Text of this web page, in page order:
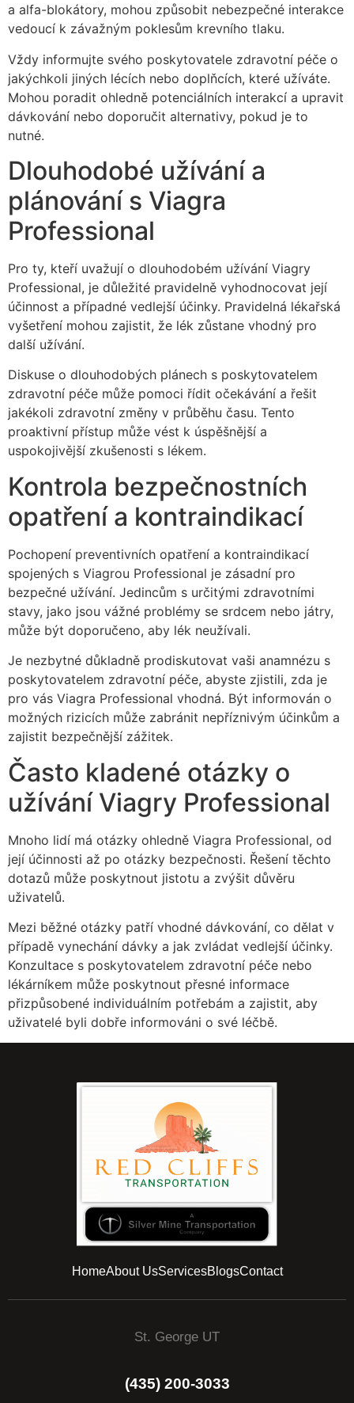
a alfa-blokátory, mohou způsobit nebezpečné interakce
vedoucí k závažným poklesům krevního tlaku.
Vždy informujte svého poskytovatele zdravotní péče o
jakýchkoli jiných lécích nebo doplňcích, které užíváte.
Mohou poradit ohledně potenciálních interakcí a upravit
dávkování nebo doporučit alternativy, pokud je to
nutné.
Dlouhodobé užívání a
plánování s Viagra
Professional
Pro ty, kteří uvažují o dlouhodobém užívání Viagry
Professional, je důležité pravidelně vyhodnocovat její
účinnost a případné vedlejší účinky. Pravidelná lékařská
vyšetření mohou zajistit, že lék zůstane vhodný pro
další užívání.
Diskuse o dlouhodobých plánech s poskytovatelem
zdravotní péče může pomoci řídit očekávání a řešit
jakékoli zdravotní změny v průběhu času. Tento
proaktivní přístup může vést k úspěšnější a
uspokojivější zkušenosti s lékem.
Kontrola bezpečnostních
opatření a kontraindikací
Pochopení preventivních opatření a kontraindikací
spojených s Viagrou Professional je zásadní pro
bezpečné užívání. Jedincům s určitými zdravotními
stavy, jako jsou vážné problémy se srdcem nebo játry,
může být doporučeno, aby lék neužívali.
Je nezbytné důkladně prodiskutovat vaši anamnézu s
poskytovatelem zdravotní péče, abyste zjistili, zda je
pro vás Viagra Professional vhodná. Být informován o
možných rizicích může zabránit nepříznivým účinkům a
zajistit bezpečnější zážitek.
Často kladené otázky o
užívání Viagry Professional
Mnoho lidí má otázky ohledně Viagra Professional, od
její účinnosti až po otázky bezpečnosti. Řešení těchto
dotazů může poskytnout jistotu a zvýšit důvěru
uživatelů.
Mezi běžné otázky patří vhodné dávkování, co dělat v
případě vynechání dávky a jak zvládat vedlejší účinky.
Konzultace s poskytovatelem zdravotní péče nebo
lékárníkem může poskytnout přesné informace
přizpůsobené individuálním potřebám a zajistit, aby
uživatelé byli dobře informováni o své léčbě.
HomeAbout UsServicesBlogsContact
St. George UT
(435) 200-3033